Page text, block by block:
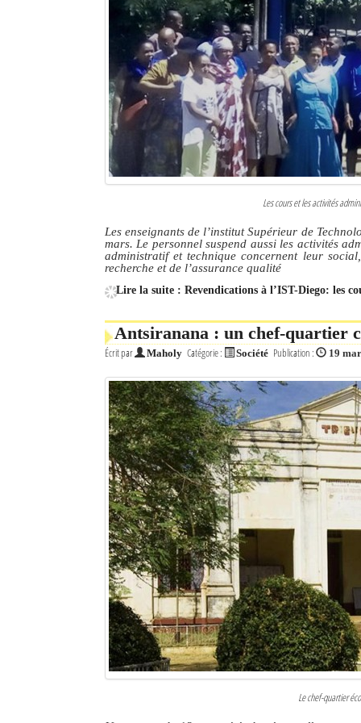
Les cours et les activités
Les enseignants de l’institut Supérieur de
mars. Le personnel suspend aussi les activités
administratif et technique concernent leur
recherche et de l’assurance qualité
Lire la suite : Revendications à l’IST-Diego: les
Antsiranana : un chef-quartier
Écrit par Maholy Catégorie : Société Publication : 19
Le chef-quartier